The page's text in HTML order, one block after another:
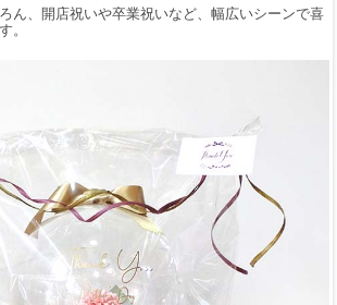
ん、開店祝いや卒業祝いなど、幅広いシーンで喜
。